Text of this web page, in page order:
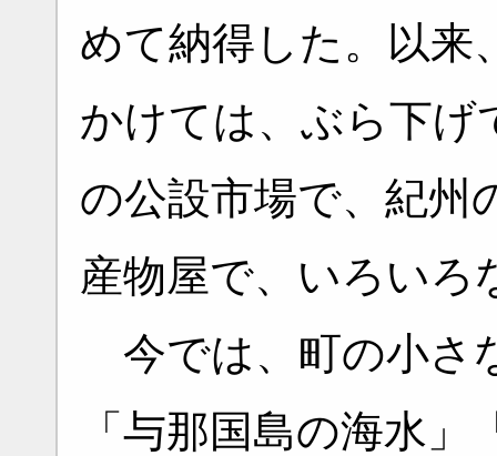
めて納得した。以来
かけては、ぶら下げ
の公設市場で、紀州
産物屋で、いろいろ
今では、町の小さ
「与那国島の海水